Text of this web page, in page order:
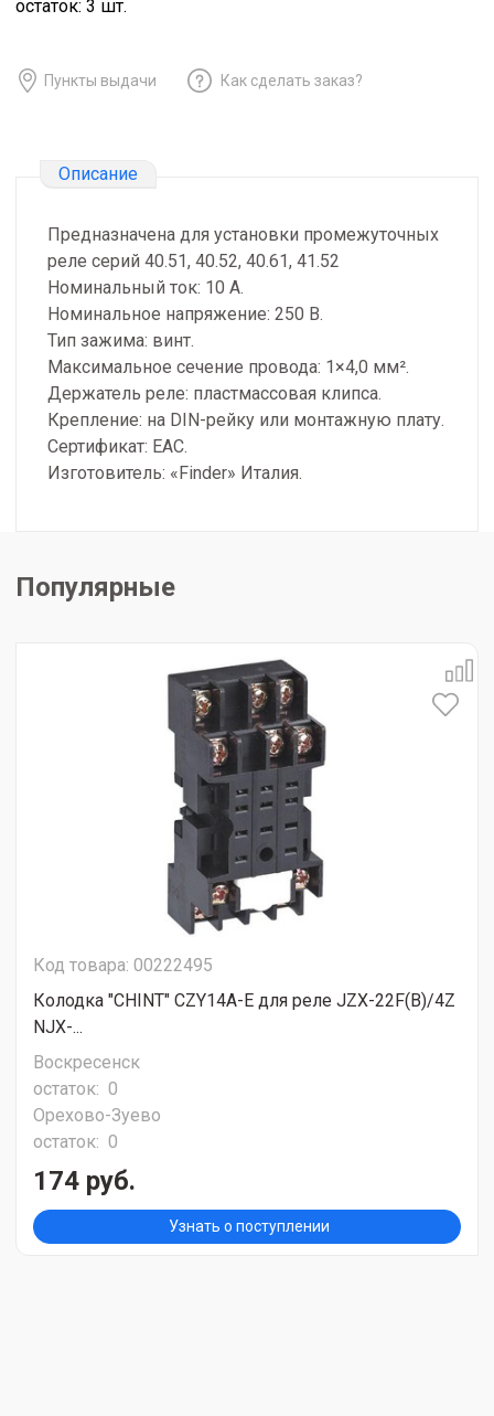
остаток: 3 шт.
Пункты выдачи Как сделать заказ?
Описание
Предназначена для установки промежуточных
реле серий 40.51, 40.52, 40.61, 41.52
Номинальный ток: 10 А.
Номинальное напряжение: 250 В.
Тип зажима: винт.
Максимальное сечение провода: 1×4,0 мм².
Держатель реле: пластмассовая клипса.
Крепление: на DIN-рейку или монтажную плату.
Сертификат: ЕАС.
Изготовитель: «Finder» Италия.
Популярные
Код товара: 00222495
Колодка "CHINT" CZY14A-E для реле JZX-22F(B)/4Z
NJX-...
Воскресенск
остаток: 0
Орехово-Зуево
остаток: 0
174 руб.
Узнать о поступлении